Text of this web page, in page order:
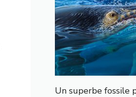
Un superbe fossile